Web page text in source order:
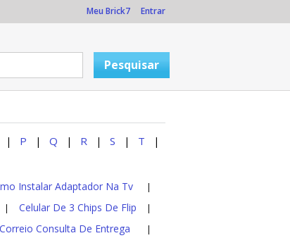
Meu Brick7 Entrar
| P | Q | R | S | T |
Instalar Adaptador Na Tv |
| Celular De 3 Chips De Flip |
Correio Consulta De Entrega |